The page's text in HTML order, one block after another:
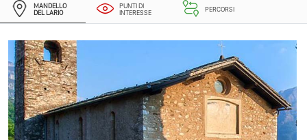
MANDELLO
DEL LARIO
PUNTI DI
INTERESSE
PERCORSI